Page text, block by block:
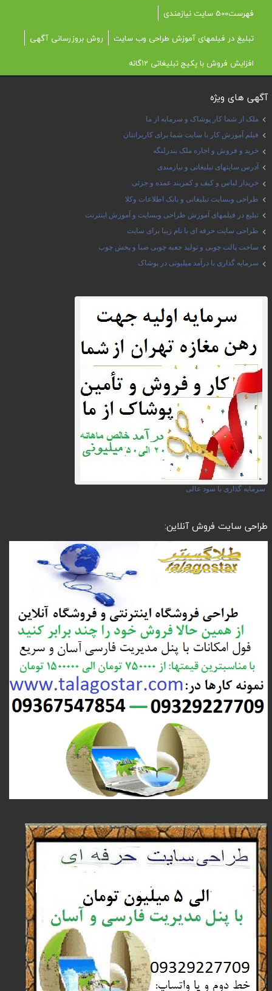
فهرست500 سایت نیازمندی
تبلیغ در فیلمهای آموزش طراحی وب سایت
روش بروزرسانی آگهی
افزایش فروش با پکیج تبلیغاتی 12گانه
آگهی های ویژه
ملک از شما کار پوشاک و سرمایه از ما
فیلم آموزش کار با سایت شما برای کاربرانتان
خرید و فروش و اجاره ملک بندرلنگه
آدرس سایتهای تبلیغاتی و نیازمندی
خریدار لباس و کیف و کمربند عمده و جزئی
طراحی وبسایت تبلیغاتی و بانک اطلاعات وکلا
تبلیغ در فیلمهای آموزش طراحی وبسایت و آموزش اینترنت
طراحی سایت حرفه ای با نام زیبا برای سایت
ساخت پالت چوبی و تولید جعبه چوبی صبا و پخش چوب
سرمایه گذاری با درآمد میلیونی در پوشاک
سرمایه گذاری با سود عالی
طراحی سایت فروش آنلاین: